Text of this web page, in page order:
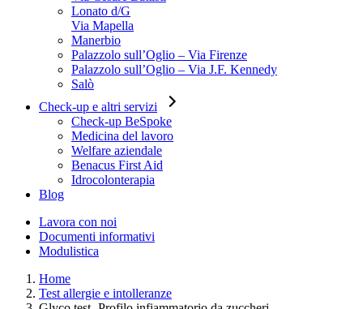
Lonato d/G
Via Mapella
Manerbio
Palazzolo sull’Oglio – Via Firenze
Palazzolo sull’Oglio – Via J.F. Kennedy
Salò
Check-up e altri servizi
Check-up BeSpoke
Medicina del lavoro
Welfare aziendale
Benacus First Aid
Idrocolonterapia
Blog
Lavora con noi
Documenti informativi
Modulistica
Home
Test allergie e intolleranze